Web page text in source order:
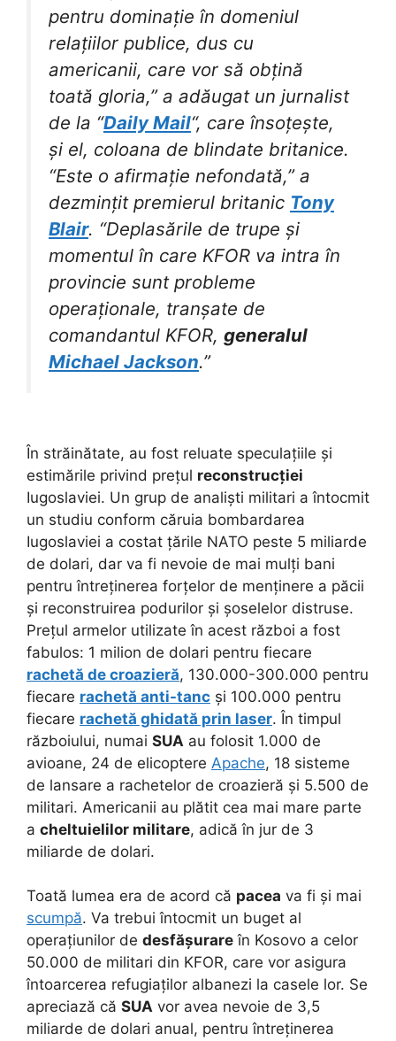
pentru dominație în domeniul
relațiilor publice, dus cu
americanii, care vor să obțină
toată gloria,” a adăugat un jurnalist
de la “Daily Mail“, care însoțește,
și el, coloana de blindate britanice.
“Este o afirmație nefondată,” a
dezmințit premierul britanic Tony
Blair. “Deplasările de trupe și
momentul în care KFOR va intra în
provincie sunt probleme
operaționale, tranșate de
comandantul KFOR, generalul
Michael Jackson.”
În străinătate, au fost reluate speculațiile și
estimările privind prețul reconstrucției
Iugoslaviei. Un grup de analiști militari a întocmit
un studiu conform căruia bombardarea
Iugoslaviei a costat țările NATO peste 5 miliarde
de dolari, dar va fi nevoie de mai mulți bani
pentru întreținerea forțelor de menținere a păcii
și reconstruirea podurilor și șoselelor distruse.
Prețul armelor utilizate în acest război a fost
fabulos: 1 milion de dolari pentru fiecare
rachetă de croazieră, 130.000-300.000 pentru
fiecare rachetă anti-tanc și 100.000 pentru
fiecare rachetă ghidată prin laser. În timpul
războiului, numai SUA au folosit 1.000 de
avioane, 24 de elicoptere Apache, 18 sisteme
de lansare a rachetelor de croazieră și 5.500 de
militari. Americanii au plătit cea mai mare parte
a cheltuielilor militare, adică în jur de 3
miliarde de dolari.
Toată lumea era de acord că pacea va fi și mai
scumpă. Va trebui întocmit un buget al
operațiunilor de desfășurare în Kosovo a celor
50.000 de militari din KFOR, care vor asigura
întoarcerea refugiaților albanezi la casele lor. Se
apreciază că SUA vor avea nevoie de 3,5
miliarde de dolari anual, pentru întreținerea